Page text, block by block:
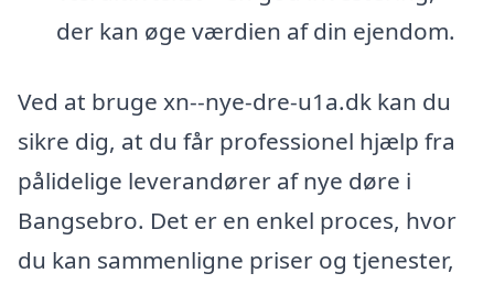
der kan øge værdien af din ejendom.
Ved at bruge xn--nye-dre-u1a.dk kan du
sikre dig, at du får professionel hjælp fra
pålidelige leverandører af nye døre i
Bangsebro. Det er en enkel proces, hvor
du kan sammenligne priser og tjenester,